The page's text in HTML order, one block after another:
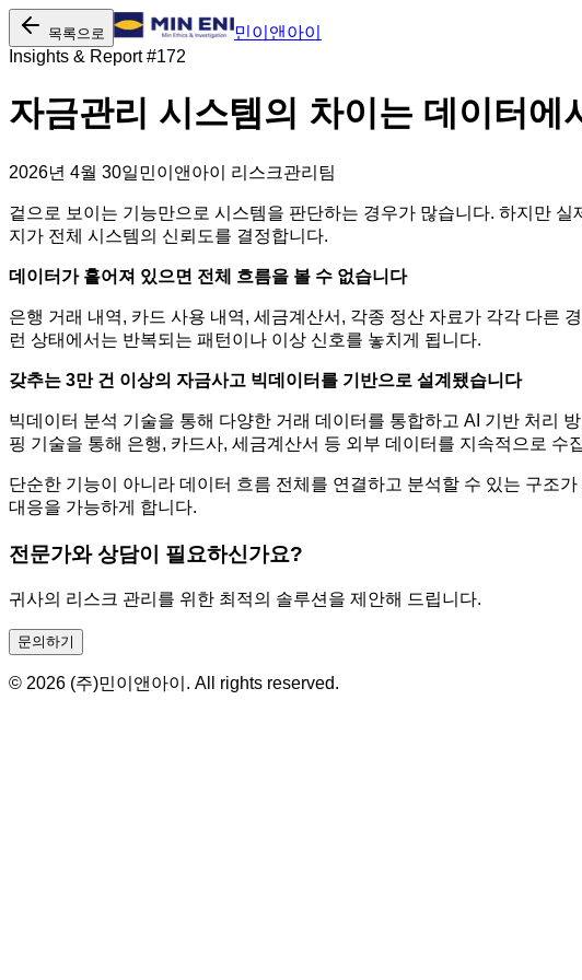
목록으로
민이앤아이
Insights & Report #172
자금관리 시스템의 차이는 데이터에
2026년 4월 30일민이앤아이 리스크관리팀
겉으로 보이는 기능만으로 시스템을 판단하는 경우가 많습니다. 하지만
지가 전체 시스템의 신뢰도를 결정합니다.
데이터가 흩어져 있으면 전체 흐름을 볼 수 없습니다
은행 거래 내역, 카드 사용 내역, 세금계산서, 각종 정산 자료가 각각 다른
런 상태에서는 반복되는 패턴이나 이상 신호를 놓치게 됩니다.
갖추는 3만 건 이상의 자금사고 빅데이터를 기반으로 설계됐습니다
빅데이터 분석 기술을 통해 다양한 거래 데이터를 통합하고 AI 기반 처리
핑 기술을 통해 은행, 카드사, 세금계산서 등 외부 데이터를 지속적으로 수
단순한 기능이 아니라 데이터 흐름 전체를 연결하고 분석할 수 있는 구조
대응을 가능하게 합니다.
전문가와 상담이 필요하신가요?
귀사의 리스크 관리를 위한 최적의 솔루션을 제안해 드립니다.
문의하기
© 2026 (주)민이앤아이. All rights reserved.